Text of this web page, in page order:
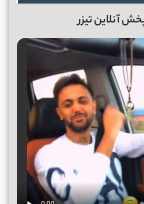
آنلاین تیزر